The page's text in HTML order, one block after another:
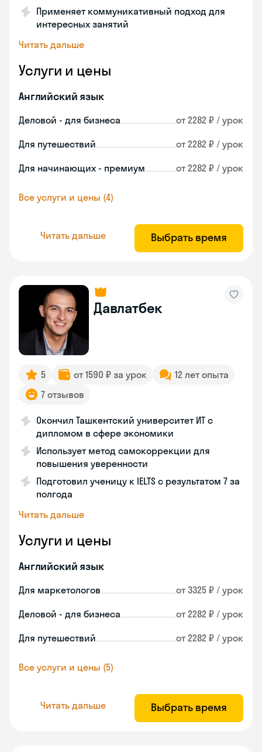
Применяет коммуникативный подход для
интересных занятий
Читать дальше
Услуги и цены
Английский язык
Деловой - для бизнеса от 2282 ₽ / урок
Для путешествий от 2282 ₽ / урок
Для начинающих - премиум от 2282 ₽ / урок
Все услуги и цены (4)
Читать дальше Выбрать время
Давлатбек
5 от 1590 ₽ за урок
12 лет опыта
7 отзывов
Окончил Ташкентский университет ИТ с
дипломом в сфере экономики
Использует метод самокоррекции для
повышения уверенности
Подготовил ученицу к IELTS с результатом 7 за
полгода
Читать дальше
Услуги и цены
Английский язык
Для маркетологов от 3325 ₽ / урок
Деловой - для бизнеса от 2282 ₽ / урок
Для путешествий от 2282 ₽ / урок
Все услуги и цены (5)
Читать дальше Выбрать время